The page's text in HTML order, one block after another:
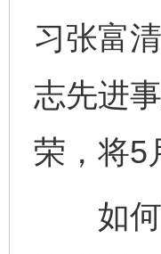
习张富
志先进
荣，将5
如何更